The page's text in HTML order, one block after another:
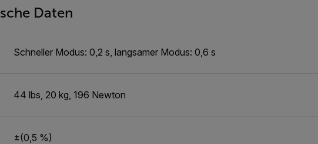
Daten
Schneller Modus: 0,2 s, langsamer Modus: 0,6 s
44 lbs, 20 kg, 196 Newton
±(0,5 %)